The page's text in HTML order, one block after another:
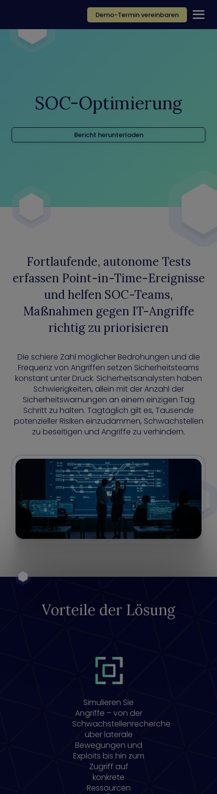
Demo-Termin vereinbaren
SOC-Optimierung
Bericht herunterladen
Fortlaufende, autonome Tests
erfassen Point-in-Time-Ereignisse
und helfen SOC-Teams,
Maßnahmen gegen IT-Angriffe
richtig zu priorisieren
Die schiere Zahl möglicher Bedrohungen und die
Frequenz von Angriffen setzen Sicherheitsteams
konstant unter Druck. Sicherheitsanalysten haben
Schwierigkeiten, allein mit der Anzahl der
Sicherheitswarnungen an einem einzigen Tag
Schritt zu halten. Tagtäglich gilt es, Tausende
potenzieller Risiken einzudämmen, Schwachstellen
zu beseitigen und Angriffe zu verhindern.
Vorteile der Lösung
Simulieren Sie
Angriffe – von der
Schwachstellenrecherche
über laterale
Bewegungen und
Exploits bis hin zum
Zugriff auf
konkrete
Ressourcen